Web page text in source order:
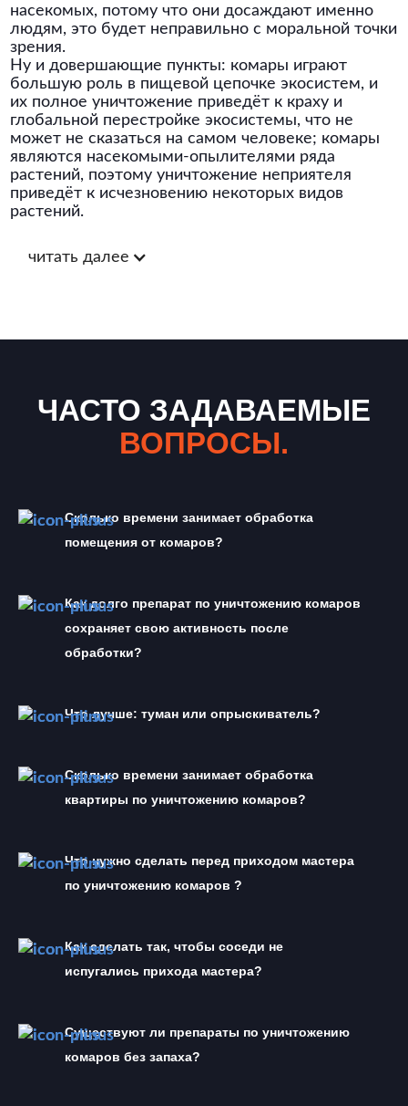
насекомых, потому что они досаждают именно
людям, это будет неправильно с моральной точки
зрения.
Ну и довершающие пункты: комары играют
большую роль в пищевой цепочке экосистем, и
их полное уничтожение приведёт к краху и
глобальной перестройке экосистемы, что не
может не сказаться на самом человеке; комары
являются насекомыми-опылителями ряда
растений, поэтому уничтожение неприятеля
приведёт к исчезновению некоторых видов
растений.
читать далее
ЧАСТО ЗАДАВАЕМЫЕ
ВОПРОСЫ.
Сколько времени занимает обработка
помещения от комаров?
Как долго препарат по уничтожению комаров
сохраняет свою активность после
обработки?
Что лучше: туман или опрыскиватель?
Сколько времени занимает обработка
квартиры по уничтожению комаров?
Что нужно сделать перед приходом мастера
по уничтожению комаров ?
Как сделать так, чтобы соседи не
испугались прихода мастера?
Существуют ли препараты по уничтожению
комаров без запаха?